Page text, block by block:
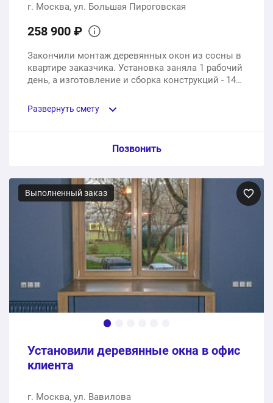
г. Москва, ул. Большая Пироговская
258 900 ₽
Закончили монтаж деревянных окон из сосны в
квартире заказчика. Установка заняла 1 рабочий
день, а изготовление и сборка конструкций - 14
Развернуть смету
Пункт сметы / Ед. изм. / Цена
Деревянные окна из сосны
4 шт. 258900 ₽
0 ₽
Общая стоимость: 258900 ₽
Позвонить
Выполненный заказ
Установили деревянные окна в офис
клиента
г. Москва, ул. Вавилова